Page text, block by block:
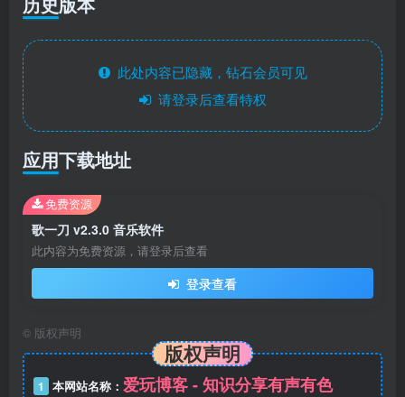
此处内容已隐藏，钻石会员可见
请登录后查看特权
应用下载地址
歌一刀 v2.3.0 音乐软件
此内容为免费资源，请登录后查看
登录查看
免费资源
© 版权声明
版权声明
1 本网站名称： 爱玩博客 - 知识分享有声有色